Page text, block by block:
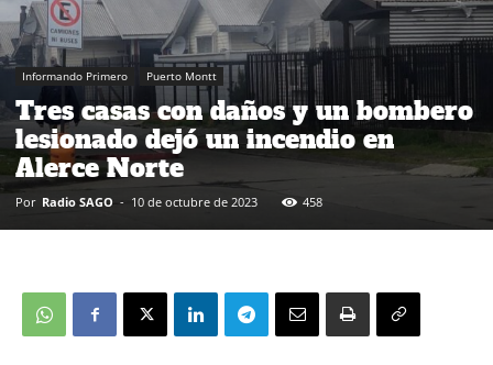
Informando Primero Puerto Montt
Tres casas con daños y un bombero
lesionado dejó un incendio en
Alerce Norte
Por Radio SAGO - 10 de octubre de 2023 458